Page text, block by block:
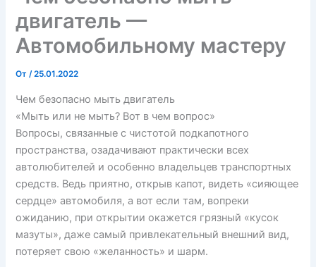
двигатель —
Автомобильному мастеру
От/25.01.2022
Чем безопасно мыть двигатель
«Мыть или не мыть? Вот в чем вопрос»
Вопросы, связанные с чистотой подкапотного
пространства, озадачивают практически всех
автолюбителей и особенно владельцев транспортных
средств. Ведь приятно, открыв капот, видеть «сияющее
сердце» автомобиля, а вот если там, вопреки
ожиданию, при открытии окажется грязный «кусок
мазуты», даже самый привлекательный внешний вид,
потеряет свою «желанность» и шарм.